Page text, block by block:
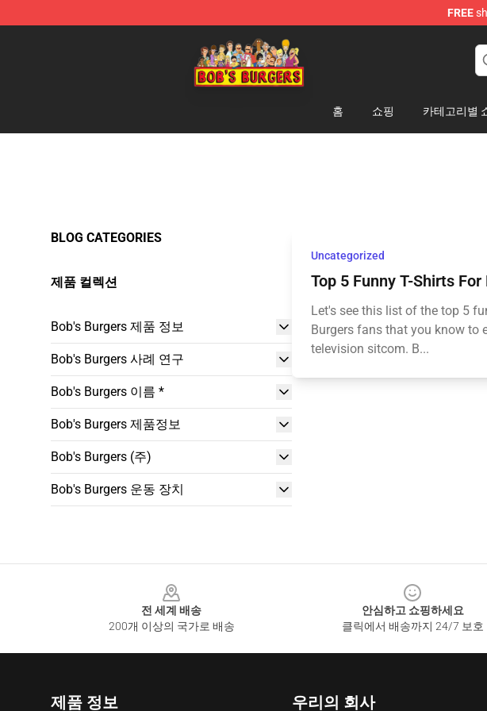
FREE
Bob's Burgers Store - Official Bob's Burgers Merchandise Shop
홈 쇼핑 카테고리별
BLOG CATEGORIES
제품 컬렉션
Bob's Burgers 제품 정보
Bob's Burgers 사례 연구
Bob's Burgers 이름 *
Bob's Burgers 제품정보
Bob's Burgers (주)
Bob's Burgers 운동 장치
Uncategorized
Top 5 Funny T-Shirts For
Let's see this list of the top 5
Burgers fans that you know to
television sitcom. B...
전 세계 배송
200개 이상의 국가로 배송
안심하고 쇼핑하세요
클릭에서 배송까지 24/7 보호
제품 정보 우리의 회사